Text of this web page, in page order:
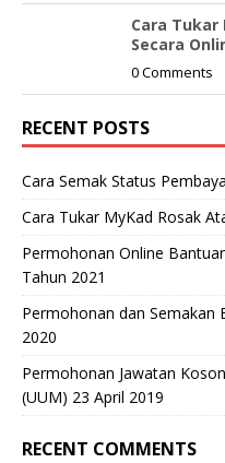
Cara Tukar
Secara
0 Comments
RECENT POSTS
Cara Semak Status
Cara Tukar MyKad Rosak
Permohonan Online
Tahun 2021
Permohonan dan Semakan
2020
Permohonan Jawatan
(UUM) 23 April 2019
RECENT COMMENTS